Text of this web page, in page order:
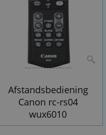
Afstandsbediening
Canon rc-rs04
wux6010